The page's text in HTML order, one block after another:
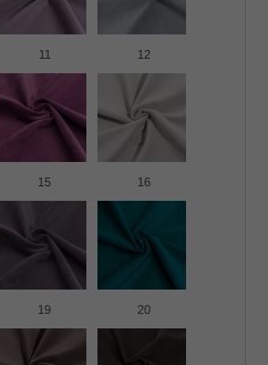
11 12
15 16
19 20